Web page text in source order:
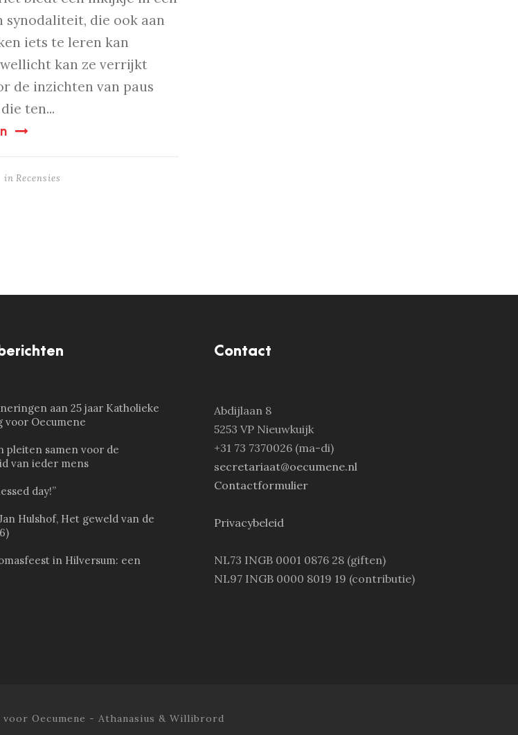
synodaliteit, die ook aan
iets te leren kan
wellicht kan ze verrijkt
de inzichten van paus
ten...
in Recensies
aan 25 jaar Katholieke
voor Oecumene
pleiten samen voor de
van ieder mens
day!”
Hulshof, Het geweld van de
in Hilversum: een
Contact
Abdijlaan 8
5253 VP Nieuwkuijk
+31 73 7370026 (ma-di)
secretariaat@oecumene.nl
Contactformulier
Privacybeleid
NL73 INGB 0001 0876 28 (giften)
NL97 INGB 0000 8019 19 (contributie)
Oecumene - Athanasius & Willibrord